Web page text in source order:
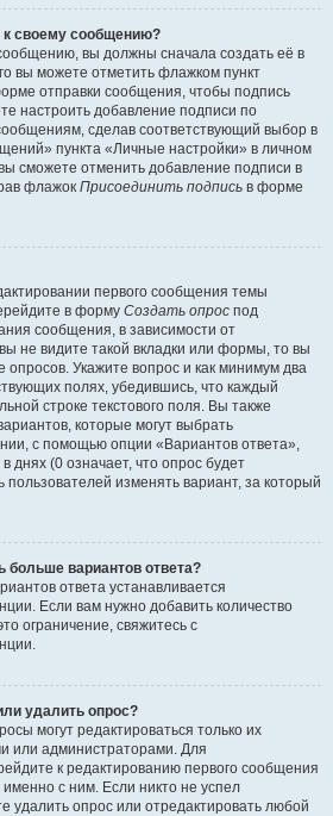
к своему сообщению?
вы должны сначала создать её в
вы можете отметить флажком пункт
отправки сообщения, чтобы подпись
настроить добавление подписи по
сделав соответствующий выбор в
пункта «Личные настройки» в личном
сможете отменить добавление подписи в
флажок Присоединить подпись в форме
первого сообщения темы
в форму Создать опрос под
сообщения, в зависимости от
не видите такой вкладки или формы, то вы
опросов. Укажите вопрос и как минимум два
полях, убедившись, что каждый
строке текстового поля. Вы также
которые могут выбрать
с помощью опции «Вариантов ответа»,
днях (0 означает, что опрос будет
изменять вариант, за который
больше вариантов ответа?
ответа устанавливается
Если вам нужно добавить количество
ограничение, свяжитесь с
удалить опрос?
могут редактироваться только их
или администраторами. Для
к редактированию первого сообщения
именно с ним. Если никто не успел
удалить опрос или отредактировать любой